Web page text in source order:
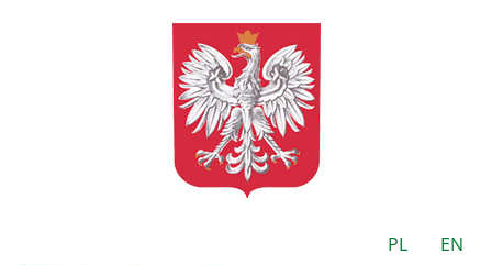
PL EN